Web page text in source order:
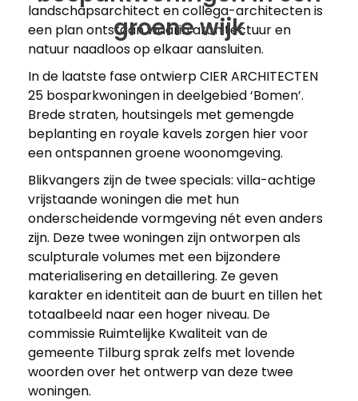
groene wijk
landschapsarchitect en collega-architecten is
een plan ontstaan waarin architectuur en
natuur naadloos op elkaar aansluiten.
In de laatste fase ontwierp CIER ARCHITECTEN
25 bosparkwoningen in deelgebied ‘Bomen’.
Brede straten, houtsingels met gemengde
beplanting en royale kavels zorgen hier voor
een ontspannen groene woonomgeving.
Blikvangers zijn de twee specials: villa-achtige
vrijstaande woningen die met hun
onderscheidende vormgeving nét even anders
zijn. Deze twee woningen zijn ontworpen als
sculpturale volumes met een bijzondere
materialisering en detaillering. Ze geven
karakter en identiteit aan de buurt en tillen het
totaalbeeld naar een hoger niveau. De
commissie Ruimtelijke Kwaliteit van de
gemeente Tilburg sprak zelfs met lovende
woorden over het ontwerp van deze twee
woningen.